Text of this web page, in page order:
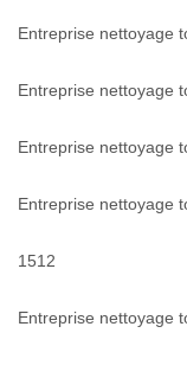
Entreprise nettoyage
Entreprise nettoyage
Entreprise nettoyage
Entreprise nettoyage
1512
Entreprise nettoyage